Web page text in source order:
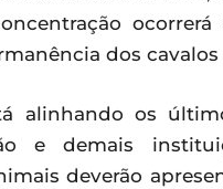
dos cavalos
alinhando os
e demais
deverão